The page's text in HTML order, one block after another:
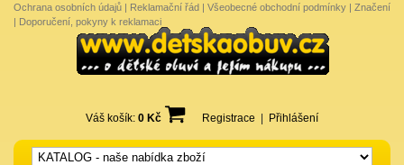
Ochrana osobních údajů | Reklamační řád | Všeobecné obchodní podmínky | Značení
| Doporučení, pokyny k reklamaci
Váš košík: 0 Kč Registrace Přihlášení